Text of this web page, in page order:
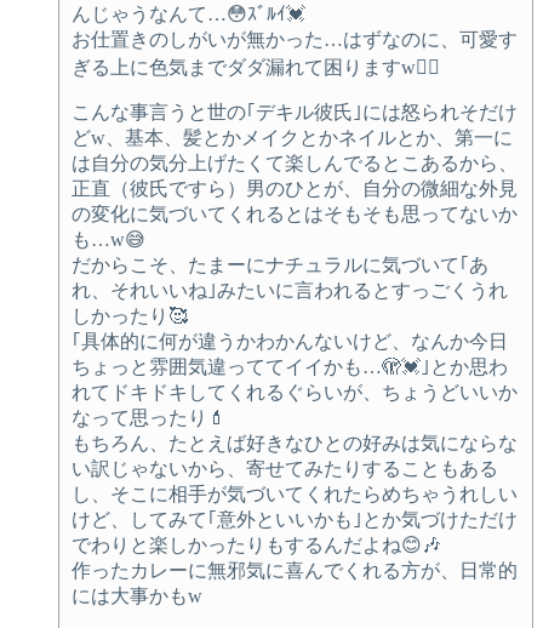
んじゃうなんて…😳ｽﾞﾙｲ💓
お仕置きのしがいが無かった…はずなのに、可愛す
ぎる上に色気までダダ漏れて困りますw😮‍💨
こんな事言うと世の｢デキル彼氏｣には怒られそだけ
どw、基本、髪とかメイクとかネイルとか、第一に
は自分の気分上げたくて楽しんでるとこあるから、
正直（彼氏ですら）男のひとが、自分の微細な外見
の変化に気づいてくれるとはそもそも思ってないか
も…w😅
だからこそ、たまーにナチュラルに気づいて｢あ
れ、それいいね｣みたいに言われるとすっごくうれ
しかったり🥰
｢具体的に何が違うかわかんないけど、なんか今日
ちょっと雰囲気違っててイイかも…🫣💓｣とか思わ
れてドキドキしてくれるぐらいが、ちょうどいいか
なって思ったり💄
もちろん、たとえば好きなひとの好みは気にならな
い訳じゃないから、寄せてみたりすることもある
し、そこに相手が気づいてくれたらめちゃうれしい
けど、してみて｢意外といいかも｣とか気づけただけ
でわりと楽しかったりもするんだよね😊🎶
作ったカレーに無邪気に喜んでくれる方が、日常的
には大事かもw